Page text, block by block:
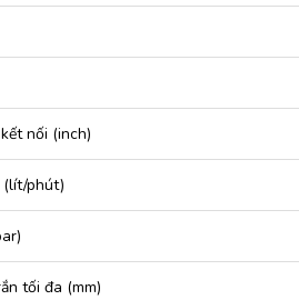
nối (inch)
(lít/phút)
tối đa (mm)